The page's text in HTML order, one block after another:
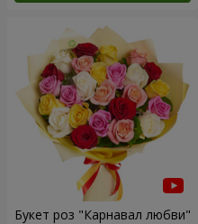
Букет роз "Карнавал любви"